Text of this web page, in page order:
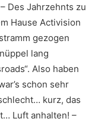
Des Jahrzehnts zu
Hause Activision
gezogen
lang
Also haben
schon sehr
kurz, das
Luft anhalten! –